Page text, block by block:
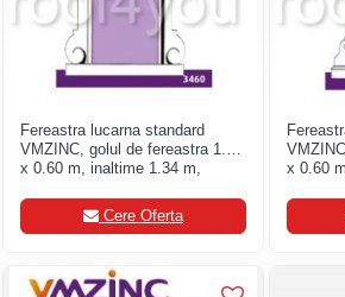
Fereastra lucarna standard
VMZINC, golul de fereastra 1.00
x 0.60 m, inaltime 1.34 m,
Cere Oferta
x 0.60